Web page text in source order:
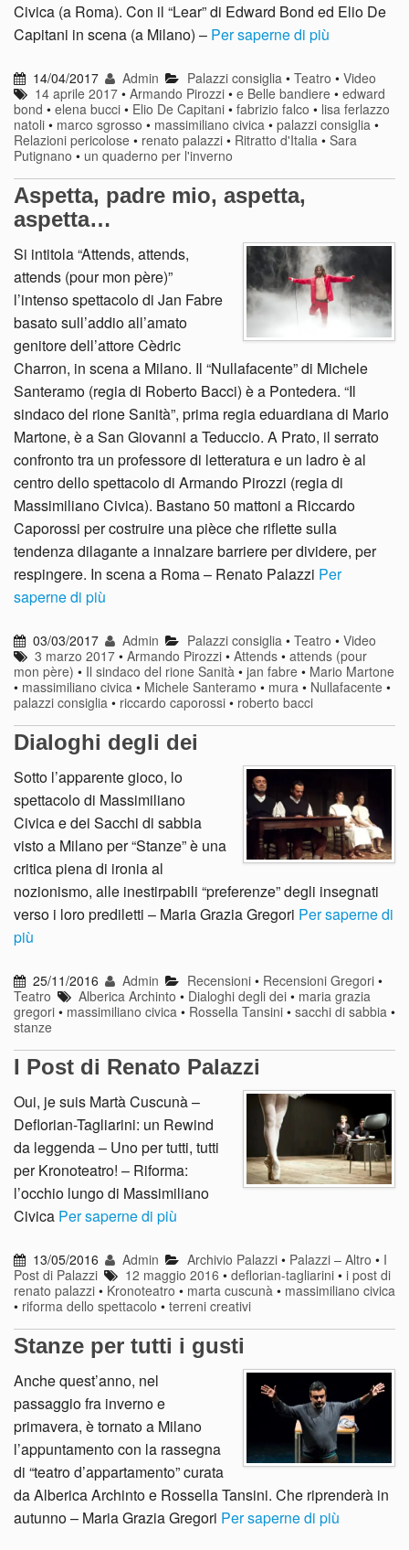
Civica (a Roma). Con il “Lear” di Edward Bond ed Elio De
Capitani in scena (a Milano) – Per saperne di più
14/04/2017 Admin Palazzi consiglia• Teatro • Video
14 aprile 2017 •Armando Pirozzi •e Belle bandiere •edward
bond • elena bucci • Elio De Capitani • fabrizio falco • lisa ferlazzo
natoli • marco sgrosso • massimiliano civica • palazzi consiglia •
Relazioni pericolose • renato palazzi • Ritratto d'Italia • Sara
Putignano • un quaderno per l'inverno
Aspetta, padre mio, aspetta,
aspetta…
Si intitola “Attends, attends,
attends (pour mon père)”
l’intenso spettacolo di Jan Fabre
basato sull’addio all’amato
genitore dell’attore Cèdric
Charron, in scena a Milano. Il “Nullafacente” di Michele
Santeramo (regia di Roberto Bacci) è a Pontedera. “Il
sindaco del rione Sanità”, prima regia eduardiana di Mario
Martone, è a San Giovanni a Teduccio. A Prato, il serrato
confronto tra un professore di letteratura e un ladro è al
centro dello spettacolo di Armando Pirozzi (regia di
Massimiliano Civica). Bastano 50 mattoni a Riccardo
Caporossi per costruire una pièce che riflette sulla
tendenza dilagante a innalzare barriere per dividere, per
respingere. In scena a Roma – Renato Palazzi Per
saperne di più
03/03/2017 Admin Palazzi consiglia• Teatro • Video
3 marzo 2017 •Armando Pirozzi •Attends •attends (pour
mon père) • Il sindaco del rione Sanità • jan fabre • Mario Martone
• massimiliano civica • Michele Santeramo • mura • Nullafacente •
palazzi consiglia • riccardo caporossi • roberto bacci
Dialoghi degli dei
Sotto l’apparente gioco, lo
spettacolo di Massimiliano
Civica e dei Sacchi di sabbia
visto a Milano per “Stanze” è una
critica piena di ironia al
nozionismo, alle inestirpabili “preferenze” degli insegnati
verso i loro prediletti – Maria Grazia Gregori Per saperne di
più
25/11/2016 Admin Recensioni• Recensioni Gregori•
Teatro
Alberica Archinto • Dialoghi degli dei • maria grazia
gregori • massimiliano civica • Rossella Tansini • sacchi di sabbia •
stanze
I Post di Renato Palazzi
Oui, je suis Martà Cuscunà –
Deflorian-Tagliarini: un Rewind
da leggenda – Uno per tutti, tutti
per Kronoteatro! – Riforma:
l’occhio lungo di Massimiliano
Civica Per saperne di più
13/05/2016 Admin Archivio Palazzi• Palazzi – Altro • I
Post di Palazzi
12 maggio 2016 •deflorian-tagliarini •i post di
renato palazzi • Kronoteatro • marta cuscunà • massimiliano civica
• riforma dello spettacolo • terreni creativi
Stanze per tutti i gusti
Anche quest’anno, nel
passaggio fra inverno e
primavera, è tornato a Milano
l’appuntamento con la rassegna
di “teatro d’appartamento” curata
da Alberica Archinto e Rossella Tansini. Che riprenderà in
autunno – Maria Grazia Gregori Per saperne di più